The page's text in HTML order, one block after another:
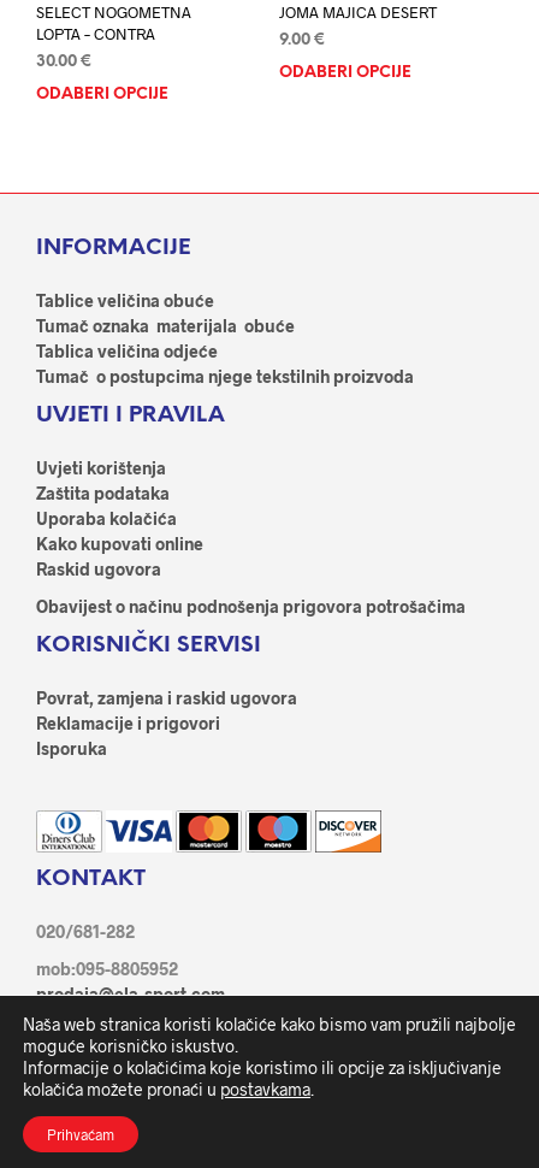
SELECT NOGOMETNA
LOPTA – CONTRA
30.00 €
ODABERI OPCIJE
varijanti.
na
proizvoda
JOMA MAJICA DESERT
9.00 €
ODABERI OPCIJE
INFORMACIJE
Tablice veličina obuće
Tumač oznaka materijala obuće
Tablica veličina odjeće
Tumač o postupcima njege tekstilnih proizvoda
UVJETI I PRAVILA
Uvjeti korištenja
Zaštita podataka
Uporaba kolačića
Kako kupovati online
Raskid ugovora
Obavijest o načinu podnošenja prigovora potrošačima
KORISNIČKI SERVISI
Povrat, zamjena i raskid ugovora
Reklamacije i prigovori
Isporuka
KONTAKT
020/681-282
mob:095-8805952
prodaja@ela-sport.com
Ante Starčević 21/1, 20350 Metković
Facebook
Naša web stranica koristi kolačiće kako bismo vam pružili najbolje
moguće korisničko iskustvo.
Informacije o kolačićima koje koristimo ili opcije za isključivanje
kolačića možete pronaći u postavkama
Prihvaćam